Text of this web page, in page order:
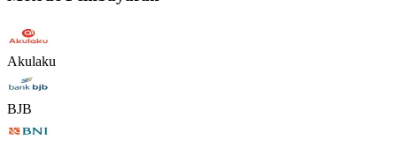
Akulaku
BJB